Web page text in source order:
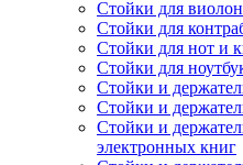
Стойки для
Стойки для
Стойки для нот и
Стойки для
Стойки и
Стойки и
Стойки и
электронных книг